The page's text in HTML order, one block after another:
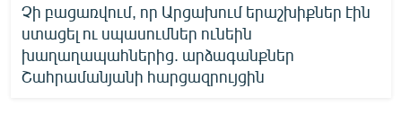
Չի բացառվում, որ Արցախում երաշխիքներ էին
ստացել ու սպասումներ ունեին
խաղաղապահներից. արձագանքներ
Շահրամանյանի հարցազրույցին